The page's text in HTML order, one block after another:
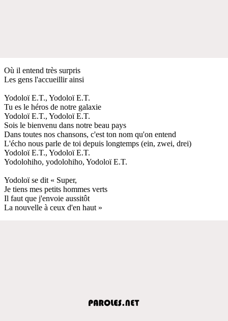
Où il entend très surpris
Les gens l'accueillir ainsi
Yodoloï E.T., Yodoloï E.T.
Tu es le héros de notre galaxie
Yodoloï E.T., Yodoloï E.T.
Sois le bienvenu dans notre beau pays
Dans toutes nos chansons, c'est ton nom qu'on entend
L'écho nous parle de toi depuis longtemps (ein, zwei, drei)
Yodoloï E.T., Yodoloï E.T.
Yodolohiho, yodolohiho, Yodoloï E.T.
Yodoloï se dit « Super,
Je tiens mes petits hommes verts
Il faut que j'envoie aussitôt
La nouvelle à ceux d'en haut »